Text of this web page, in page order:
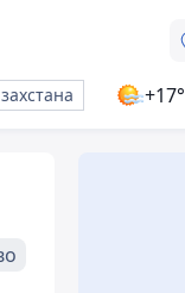
+17°